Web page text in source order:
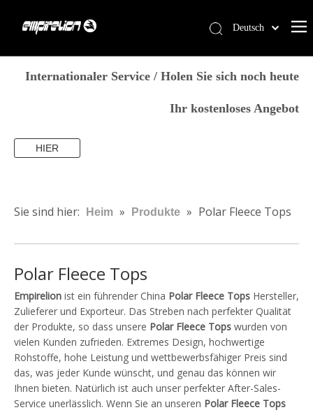
Warum Empirelion?
Deutsch
简体中文
Français
日本語
Internationaler Service / Holen Sie sich noch heute
Ihr kostenloses Angebot
HIER
Sie sind hier: Heim » Produkte » Polar Fleece Tops
Polar Fleece Tops
Empirelion ist ein führender China Polar Fleece Tops Hersteller,
Zulieferer und Exporteur. Das Streben nach perfekter Qualität
der Produkte, so dass unsere Polar Fleece Tops wurden von
vielen Kunden zufrieden. Extremes Design, hochwertige
Rohstoffe, hohe Leistung und wettbewerbsfähiger Preis sind
das, was jeder Kunde wünscht, und genau das können wir
Ihnen bieten. Natürlich ist auch unser perfekter After-Sales-
Service unerlässlich. Wenn Sie an unseren Polar Fleece Tops